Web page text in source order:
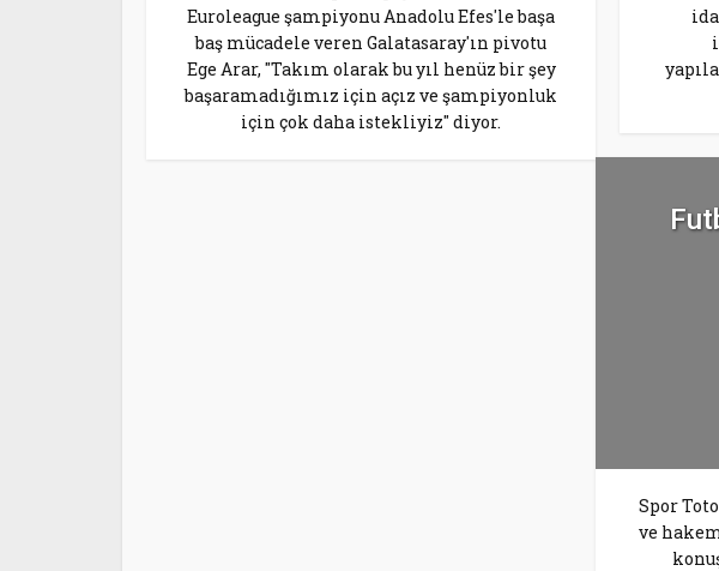
Euroleague şampiyonu Anadolu Efes'le başa
baş mücadele veren Galatasaray'ın pivotu
Ege Arar, "Takım olarak bu yıl henüz bir şey
başaramadığımız için açız ve şampiyonluk
için çok daha istekliyiz" diyor.
Spor
ve